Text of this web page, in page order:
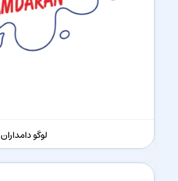
لوگو دامداران